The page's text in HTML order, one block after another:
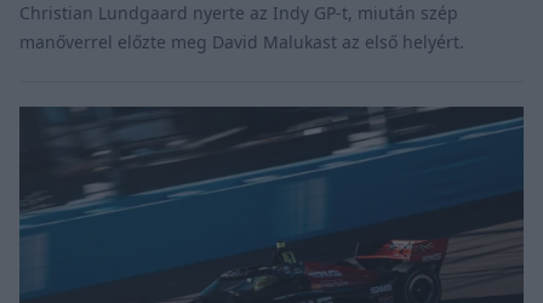
Christian Lundgaard nyerte az Indy GP-t, miután szép
manőverrel előzte meg David Malukast az első helyért.